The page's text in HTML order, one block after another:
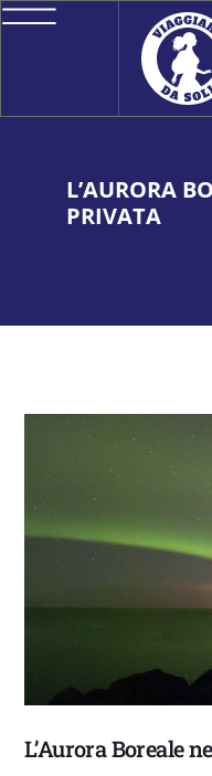
L’AURORA
PRIVATA
L’Aurora Boreale